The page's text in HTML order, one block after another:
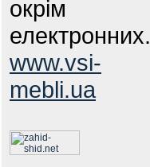
окрім
електронних.
www.vsi-
mebli.ua